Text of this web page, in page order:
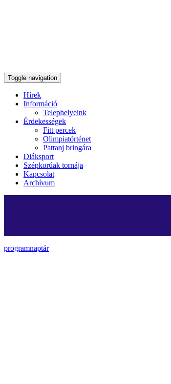
Toggle navigation
Hírek
Információ
Telephelyeink
Érdekességek
Fitt percek
Olimpiatörténet
Pattanj bringára
Diáksport
Szépkorúak tornája
Kapcsolat
Archívum
programnaptár